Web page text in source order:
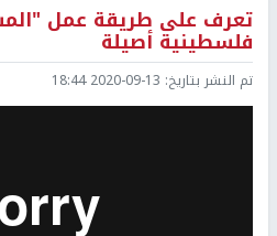
تعرف على طريقة عمل
فلسطينية أصيلة
تم النشر بتاريخ: 2020-09-13 18:44